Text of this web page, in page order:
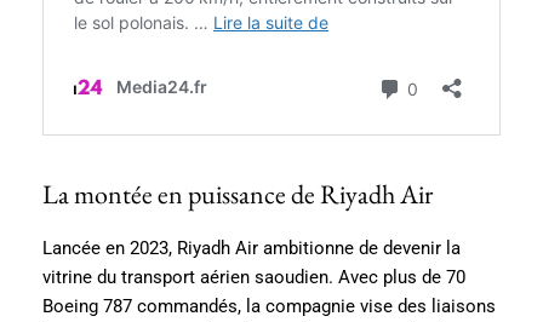
La montée en puissance de Riyadh Air
Lancée en 2023, Riyadh Air ambitionne de devenir la
vitrine du transport aérien saoudien. Avec plus de 70
Boeing 787 commandés, la compagnie vise des liaisons